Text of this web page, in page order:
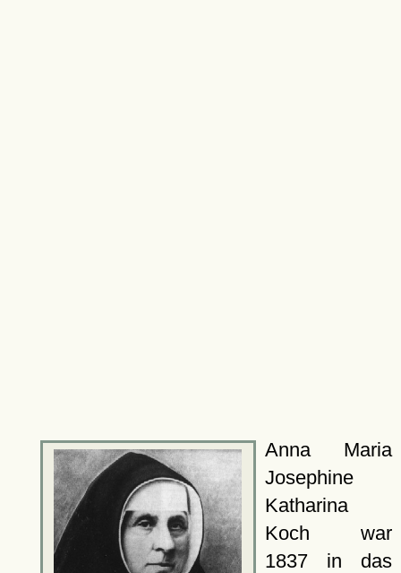
Anna Maria
Josephine
Katharina
Koch war
1837 in das